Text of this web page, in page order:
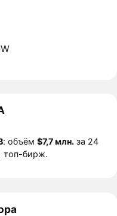
: объём$7,7 млн. за 24
топ-бирж.